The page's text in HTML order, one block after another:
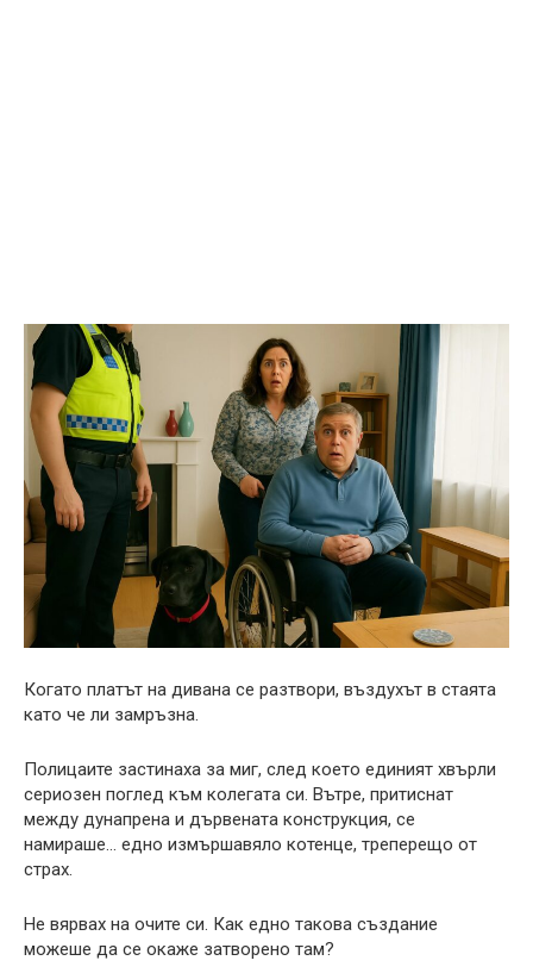
Когато платът на дивана се разтвори, въздухът в стаята
като че ли замръзна.
Полицаите застинаха за миг, след което единият хвърли
сериозен поглед към колегата си. Вътре, притиснат
между дунапрена и дървената конструкция, се
намираше… едно измършавяло котенце, треперещо от
страх.
Не вярвах на очите си. Как едно такова създание
можеше да се окаже затворено там?